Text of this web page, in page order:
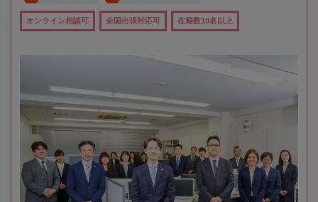
オンライン相談可 全国出張対応可 在籍数10名以上